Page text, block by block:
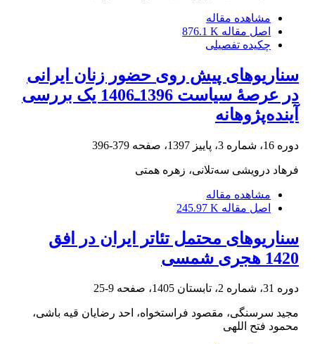
مشاهده مقاله
اصل مقاله 876.1 K
چکیده تفصیلی
سناریوهای پیش روی حضور زنان ایرانی
در عرصۀ سیاست 1396ـ1406 یک بررسی
آینده‌پژوهانه
دوره 16، شماره 3، پاییز 1397، صفحه 379-396
فرهاد درویشی سه‌تلانی، زهره همتی
مشاهده مقاله
اصل مقاله 245.97 K
سناریوهای محتمل تئاتر ایران در افق
1420 هجری شمسی
دوره 31، شماره 2، تابستان 1405، صفحه 9-25
مجید سرسنگی، مقصود فراستخواه، احد رضایان قیه باشی،
محمود فتح اللهی